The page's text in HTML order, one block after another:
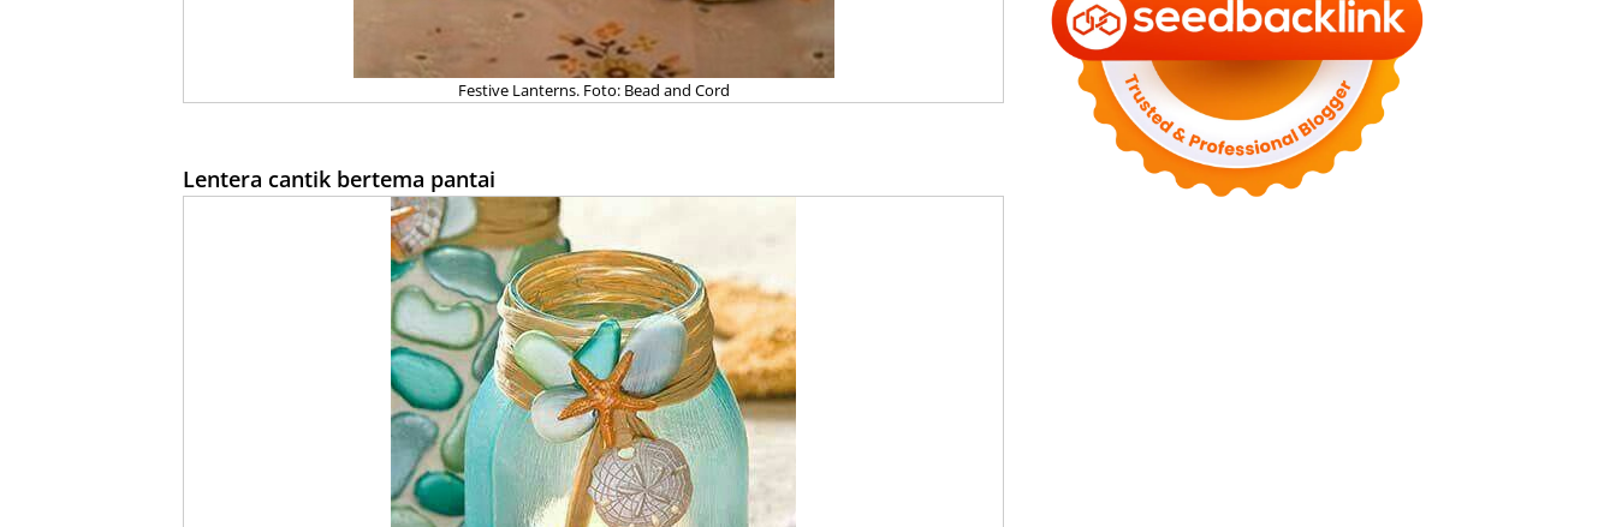
Festive Lanterns. Foto: Bead and Cord
Lentera cantik bertema pantai